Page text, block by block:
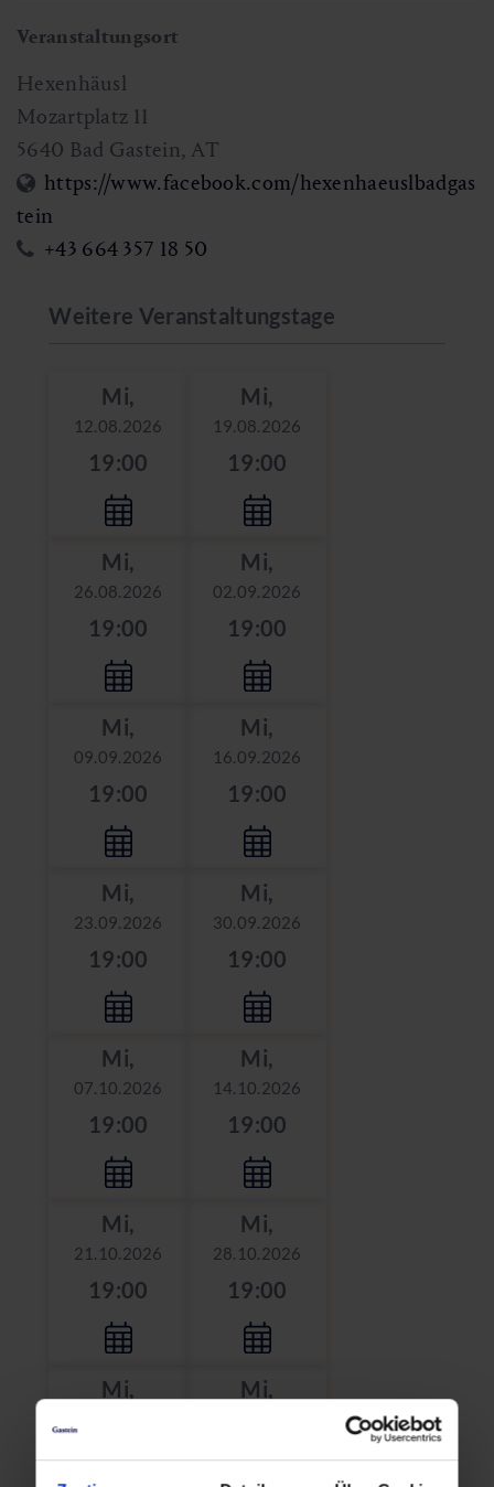
Veranstaltungsort
Hexenhäusl
Mozartplatz 11
5640 Bad Gastein, AT
https://www.facebook.com/hexenhaeuslbadgas
tein
+43 664 357 18 50
Weitere Veranstaltungstage
Mi,
12.08.2026
19:00
Mi,
19.08.2026
19:00
Mi,
26.08.2026
19:00
Mi,
02.09.2026
19:00
Mi,
09.09.2026
19:00
Mi,
16.09.2026
19:00
Mi,
23.09.2026
19:00
Mi,
30.09.2026
19:00
Mi,
07.10.2026
19:00
Mi,
14.10.2026
19:00
Mi,
21.10.2026
19:00
Mi,
28.10.2026
19:00
Mi,
19:00
Mi,
19:00